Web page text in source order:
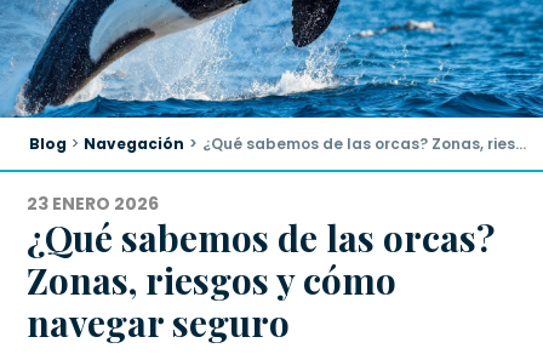
Blog Navegación ¿Qué sabemos de las orcas? Zonas, riesgos y cómo navegar seguro
23 ENERO 2026
¿Qué sabemos de las orcas?
Zonas, riesgos y cómo
navegar seguro